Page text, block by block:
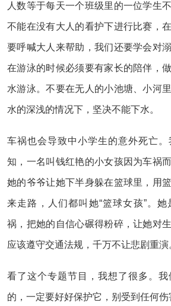
人数等于每天一个班级里的一位学生
不能在没有大人的看护下进行比赛，
要呼喊大人来帮助，我们还要学会对
在游泳的时候必须要有家长的陪伴，
水游泳。不要在无人的小池塘、小河
水的深浅的情况下，坚决不能下水。
车祸也会导致中小学生的意外死亡
知，一名叫钱红艳的小女孩因为车祸
她的爷爷让她下半身躲在篮球里，用
来走路，人们都叫她“篮球女孩”。
祸，把她的自信心碾得粉碎，让她对
应该遵守交通法规，千万不让悲剧重演
看了这个专题节目，我想了很多。
的，一定要好好保护它，别受到任何伤